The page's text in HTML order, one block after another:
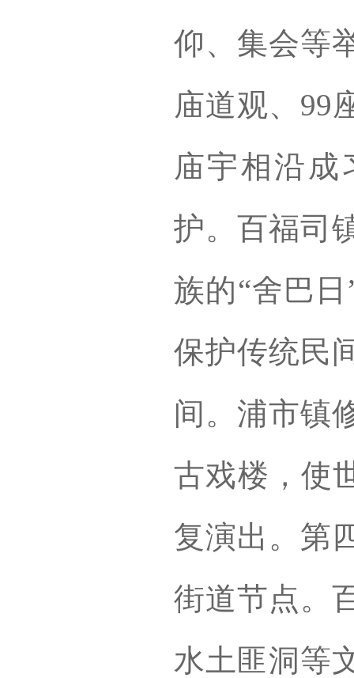
仰、集会等
庙道观、99
庙宇相沿成
护。百福司
族的“舍巴
保护传统民
间。浦市镇
古戏楼，使
复演出。第
街道节点。
水土匪洞等